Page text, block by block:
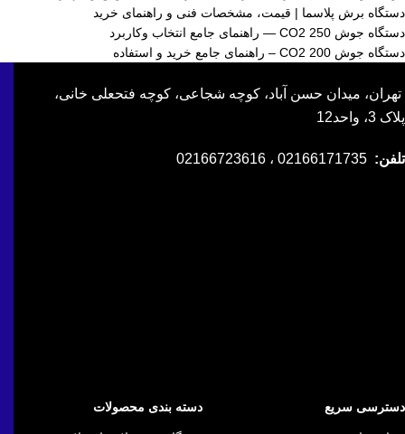
دستگاه برش پلاسما | قیمت، مشخصات فنی و راهنمای خرید
دستگاه جوش CO2 250 — راهنمای جامع انتخاب وکاربرد
دستگاه جوش CO2 200 – راهنمای جامع خرید و استفاده
تهران، میدان حسن آباد، کوچه شجاعی، کوچه فتحعلی خانی،
پلاک 3، واحد12
تلفن:
دسترسی سریع دسته بندی محصولات